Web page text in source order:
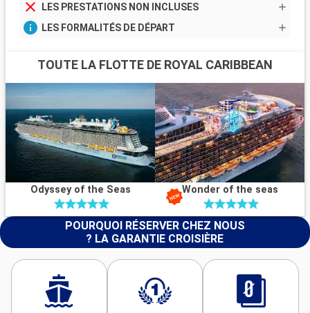
LES PRESTATIONS NON INCLUSES
LES FORMALITÉS DE DÉPART
TOUTE LA FLOTTE DE ROYAL CARIBBEAN
Odyssey of the Seas Wonder of the seas
POURQUOI RÉSERVER CHEZ NOUS
? LA GARANTIE CROISIÈRE